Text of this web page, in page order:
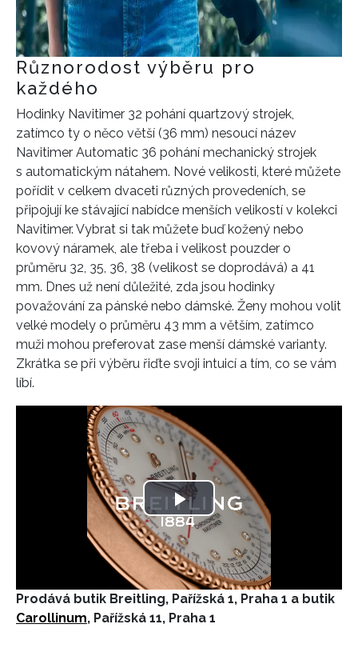
INFORMACE
REDAKCE
Různorodost výběru pro
každého
Hodinky Navitimer 32 pohání quartzový strojek,
zatímco ty o něco větší (36 mm) nesoucí název
Navitimer Automatic 36 pohání mechanický strojek
s automatickým nátahem. Nové velikosti, které můžete
pořídit v celkem dvaceti různých provedeních, se
připojují ke stávající nabídce menších velikostí v kolekci
Navitimer. Vybrat si tak můžete buď kožený nebo
kovový náramek, ale třeba i velikost pouzder o
průměru 32, 35, 36, 38 (velikost se doprodává) a 41
mm. Dnes už není důležité, zda jsou hodinky
považování za pánské nebo dámské. Ženy mohou volit
velké modely o průměru 43 mm a větším, zatímco
muži mohou preferovat zase menší dámské varianty.
Zkrátka se při výběru řiďte svoji intuicí a tím, co se vám
líbí.
Play
Video
Prodává butik Breitling, Pařížská 1, Praha 1 a butik
Carollinum, Pařížská 11, Praha 1